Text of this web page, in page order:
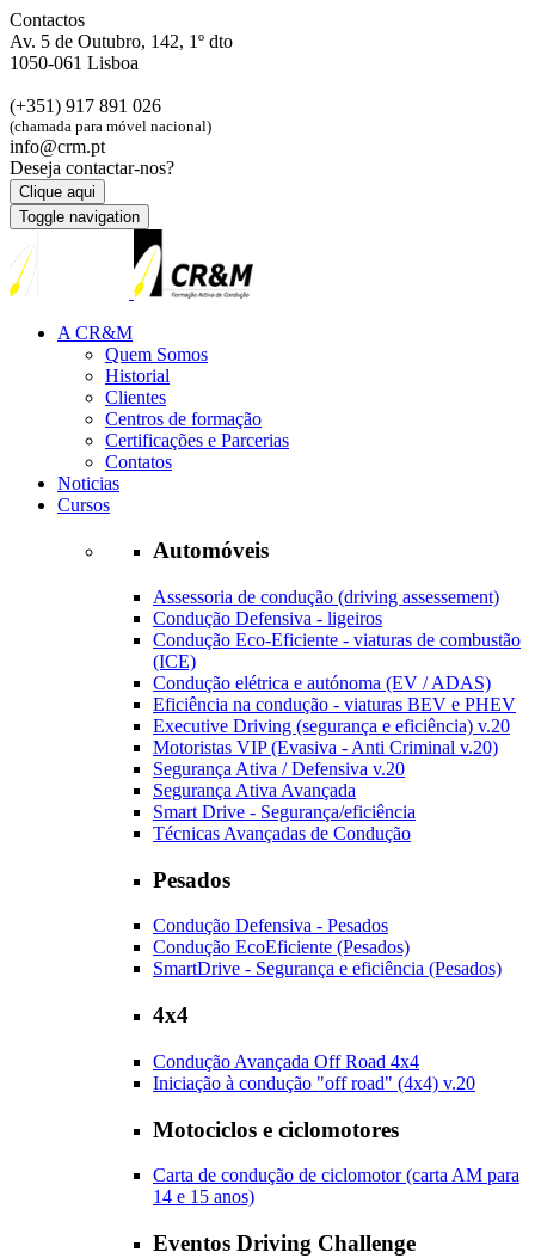
Contactos
Av. 5 de Outubro, 142, 1º dto
1050-061 Lisboa
(+351) 917 891 026
(chamada para móvel nacional)
info@crm.pt
Deseja contactar-nos?
Clique aqui
Toggle navigation
A CR&M
Quem Somos
Historial
Clientes
Centros de formação
Certificações e Parcerias
Contatos
Noticias
Cursos
Automóveis
Assessoria de condução (driving assessement)
Condução Defensiva - ligeiros
Condução Eco-Eficiente - viaturas de combustão
(ICE)
Condução elétrica e autónoma (EV / ADAS)
Eficiência na condução - viaturas BEV e PHEV
Executive Driving (segurança e eficiência) v.20
Motoristas VIP (Evasiva - Anti Criminal v.20)
Segurança Ativa / Defensiva v.20
Segurança Ativa Avançada
Smart Drive - Segurança/eficiência
Técnicas Avançadas de Condução
Pesados
Condução Defensiva - Pesados
Condução EcoEficiente (Pesados)
SmartDrive - Segurança e eficiência (Pesados)
4x4
Condução Avançada Off Road 4x4
Iniciação à condução "off road" (4x4) v.20
Motociclos e ciclomotores
Carta de condução de ciclomotor (carta AM para
14 e 15 anos)
Eventos Driving Challenge